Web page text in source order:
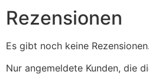
Rezensionen
Es gibt noch keine Rezensionen.
Nur angemeldete Kunden, die